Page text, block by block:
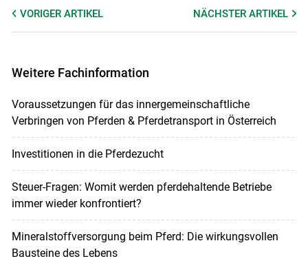
VORIGER ARTIKEL NÄCHSTERARTIKEL
Weitere Fachinformation
Voraussetzungen für das innergemeinschaftliche
Verbringen von Pferden & Pferdetransport in Österreich
Investitionen in die Pferdezucht
Steuer-Fragen: Womit werden pferdehaltende Betriebe
immer wieder konfrontiert?
Mineralstoffversorgung beim Pferd: Die wirkungsvollen
Bausteine des Lebens